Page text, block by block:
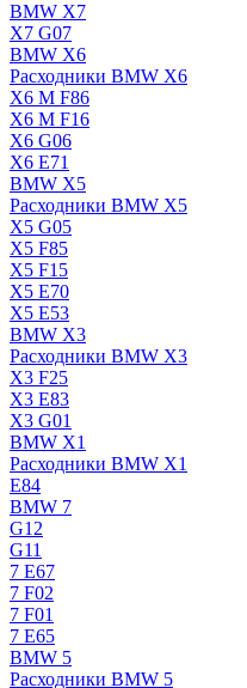
BMW X7
X7 G07
BMW X6
Расходники BMW X6
X6 M F86
X6 M F16
X6 G06
X6 E71
BMW X5
Расходники BMW X5
X5 G05
X5 F85
X5 F15
X5 E70
X5 E53
BMW X3
Расходники BMW X3
X3 F25
X3 E83
X3 G01
BMW X1
Расходники BMW X1
E84
BMW 7
G12
G11
7 Е67
7 F02
7 F01
7 E65
BMW 5
Расходники BMW 5